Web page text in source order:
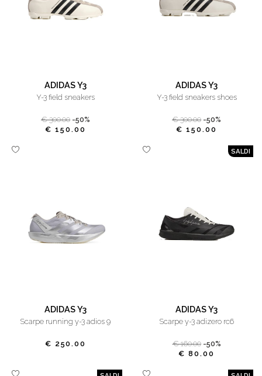
ADIDAS Y3
y-3 field sneakers
€ 300.00 -50%
€ 150.00
ADIDAS Y3
y-3 field sneakers shoes
€ 300.00 -50%
€ 150.00
ADIDAS Y3
scarpe running y-3 adios 9
€ 250.00
SALDI
ADIDAS Y3
scarpe y-3 adizero rc6
€ 160.00 -50%
€ 80.00